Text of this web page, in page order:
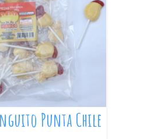
Punta Chile